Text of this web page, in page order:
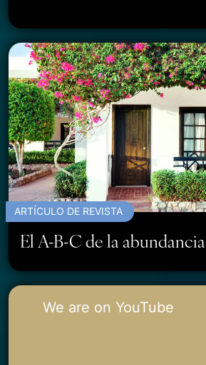
ARTÍCULO DE REVISTA
El A-B-C de la abundancia
We are on YouTube